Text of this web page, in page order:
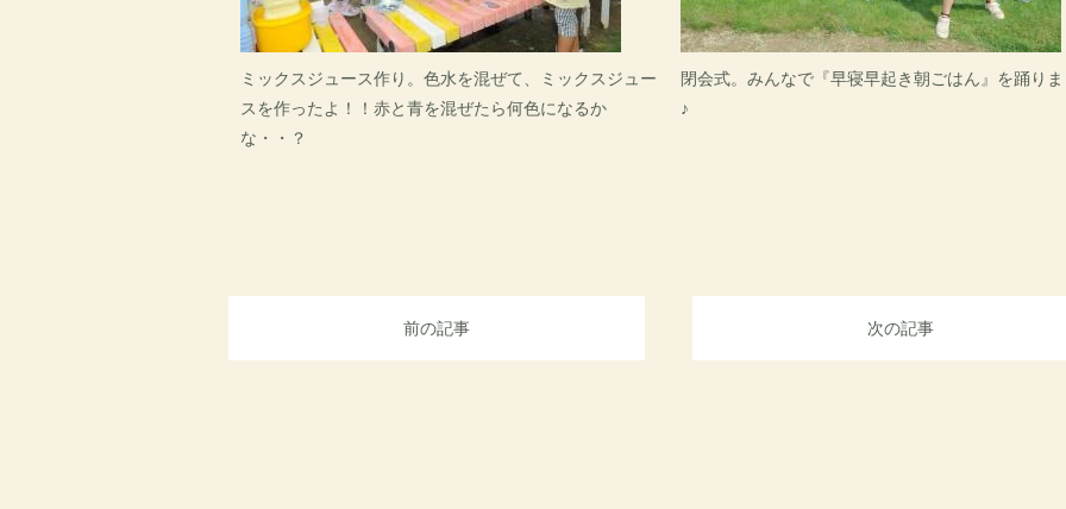
ミックスジュース作り。色水を混ぜて、ミックスジュー
スを作ったよ！！赤と青を混ぜたら何色になるか
な・・？
閉会式。みんなで『早寝早起き朝ごはん』を踊り
♪
前の記事 次の記事